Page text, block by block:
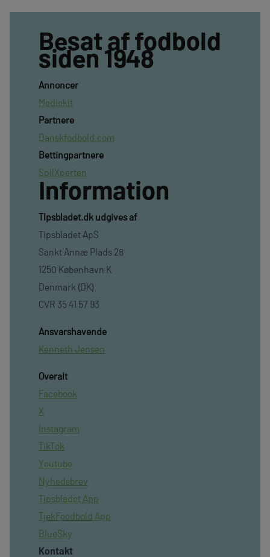
Besat af fodbold
siden 1948
Annoncer
Mediekit
Partnere
Danskfodbold.com
Bettingpartnere
SpilXperten
Information
TIpsbladet.dk udgives af
Tipsbladet ApS
Sankt Annæ Plads 28
1250 København K
Denmark (DK)
CVR 35 41 57 93
Ansvarshavende
Kenneth Jensen
Overalt
Facebook
X
Instagram
TikTok
Youtube
Nyhedsbrev
Tipsbladet App
TjekFoodbold App
BlueSky
Kontakt